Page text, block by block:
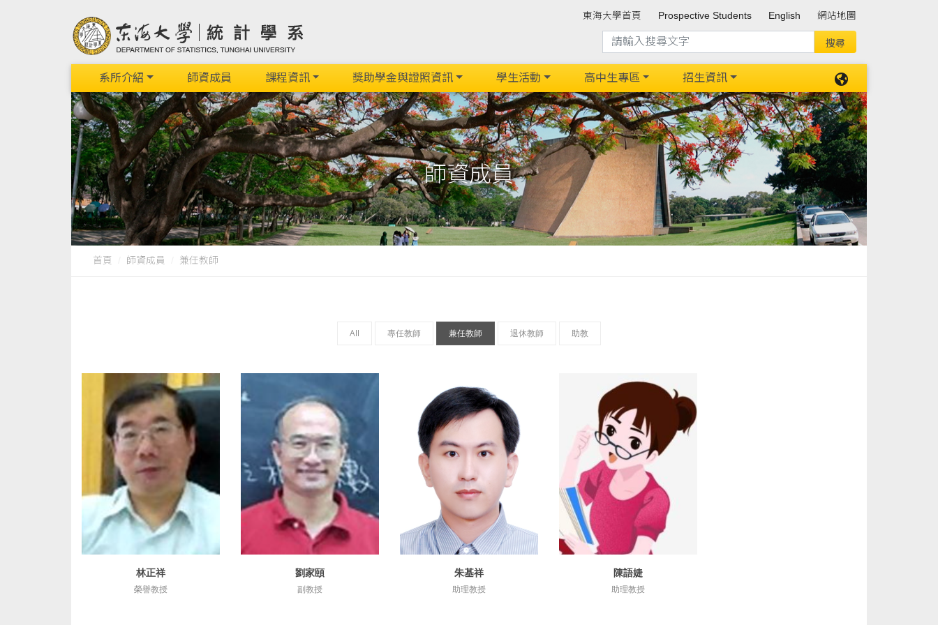
東海大學首頁 Prospective Students English 網站地圖
系所介紹 師資成員 課程資訊 獎助學金與證照資訊 學生活動 高中生專區 招生資訊
師資成員
首頁 師資成員 兼任教師
All 專任教師 兼任教師 退休教師 助教
詳細資訊
林正祥
榮譽教授
詳細資訊
劉家頤
副教授
詳細資訊
朱基祥
助理教授
詳細資訊
陳語婕
助理教授